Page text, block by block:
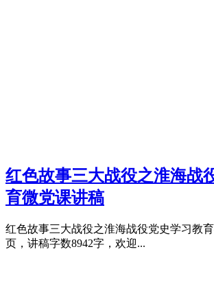
红色故事三大战役之淮海战
育微党课讲稿
红色故事三大战役之淮海战役党史学习教
页，讲稿字数8942字，欢迎...